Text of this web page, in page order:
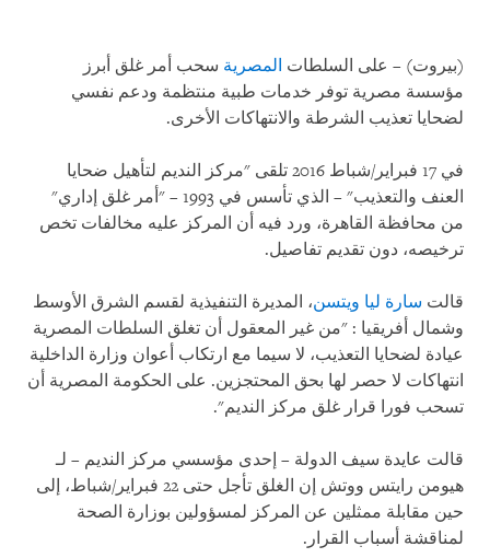
(بيروت) – على السلطات المصرية سحب أمر غلق أبرز
مؤسسة مصرية توفر خدمات طبية منتظمة ودعم نفسي
لضحايا تعذيب الشرطة والانتهاكات الأخرى.
في 17 فبراير/شباط 2016 تلقى "مركز النديم لتأهيل ضحايا
العنف والتعذيب" – الذي تأسس في 1993 – "أمر غلق إداري"
من محافظة القاهرة، ورد فيه أن المركز عليه مخالفات تخص
ترخيصه، دون تقديم تفاصيل.
قالت سارة ليا ويتسن، المديرة التنفيذية لقسم الشرق الأوسط
وشمال أفريقيا : "من غير المعقول أن تغلق السلطات المصرية
عيادة لضحايا التعذيب، لا سيما مع ارتكاب أعوان وزارة الداخلية
انتهاكات لا حصر لها بحق المحتجزين. على الحكومة المصرية أن
تسحب فورا قرار غلق مركز النديم".
قالت عايدة سيف الدولة – إحدى مؤسسي مركز النديم – لـ
هيومن رايتس ووتش إن الغلق تأجل حتى 22 فبراير/شباط، إلى
حين مقابلة ممثلين عن المركز لمسؤولين بوزارة الصحة
لمناقشة أسباب القرار.